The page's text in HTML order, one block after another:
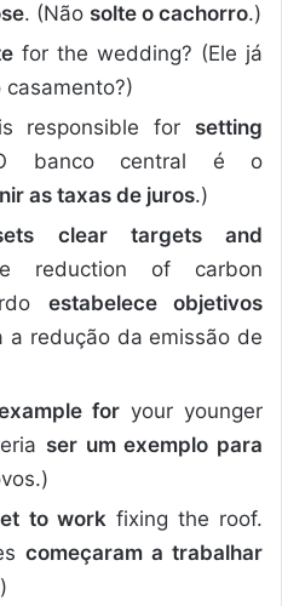
. (Não solte o cachorro.)
for the wedding? (Ele já
casamento?)
responsible for setting
banco central é o
as taxas de juros.)
clear targets and
reduction of carbon
estabelece objetivos
a redução da emissão de
for your younger
ser um exemplo para
to workfixing the roof.
começaram a trabalhar